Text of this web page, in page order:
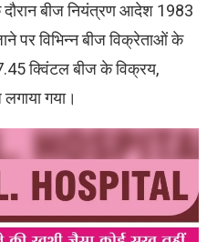
के दौरान बीज नियंत्रण आदेश 1983
पर विभिन्न बीज विक्रेताओं के
क्विंटल बीज के विक्रय,
गया।